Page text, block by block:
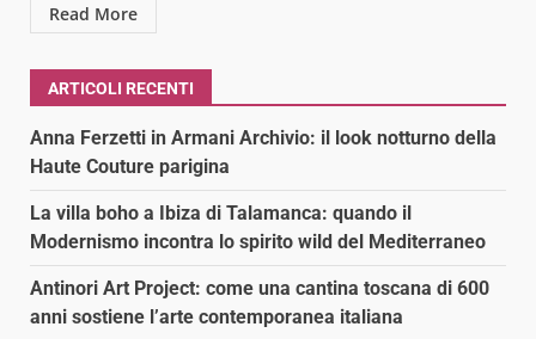
Read More
ARTICOLI RECENTI
Anna Ferzetti in Armani Archivio: il look notturno della
Haute Couture parigina
La villa boho a Ibiza di Talamanca: quando il
Modernismo incontra lo spirito wild del Mediterraneo
Antinori Art Project: come una cantina toscana di 600
anni sostiene l’arte contemporanea italiana